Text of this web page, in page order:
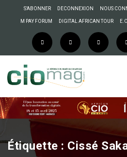
S’ABONNER DECONNEXION NOUS
M PAY FORUM DIGITAL AFRICAN TOUR
Étiquette : Cissé